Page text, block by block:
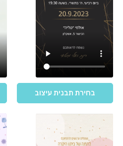
בחירת תבנית עיצוב